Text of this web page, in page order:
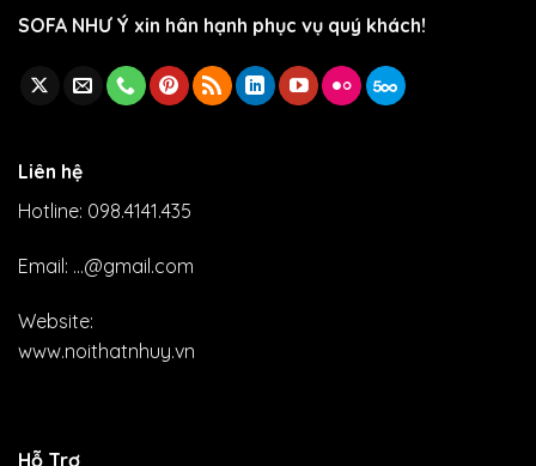
SOFA NHƯ Ý xin hân hạnh phục vụ quý khách!
Liên hệ
Hotline: 098.4141.435
Email: ...@gmail.com
Website:
www.noithatnhuy.vn
Hỗ Trợ